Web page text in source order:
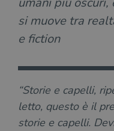
si muove tra
e fiction
“Storie e capelli,
letto, questo è il
storie e capelli.